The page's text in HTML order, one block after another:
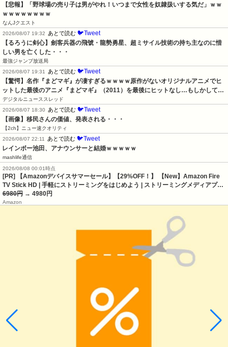
【悲報】「野球場の売り子は男がやれ！いつまで女性を奴隷扱いする気だ」ｗｗ
ｗｗｗｗｗｗｗｗ
なんJクエスト
2026/08/07 19:32
あとで読む 🐦Tweet
【るろうに剣心】劍客兵器の飛號・龍勢勇星、超ミサイル技術の持ち主なのに惜
しい男を亡くした・・・
最強ジャンプ放送局
2026/08/07 19:31
あとで読む 🐦Tweet
【驚愕】名作『まどマギ』が凄すぎるｗｗｗｗ原作がないオリジナルアニメでヒ
ットした最後のアニメ『まどマギ』（2011）を最後にヒットなし…もしかして…
デジタルニューススレッド
2026/08/07 18:30
あとで読む 🐦Tweet
【画像】移民さんの価値、発表される・・・
【2ch】ニュー速クオリティ
2026/08/07 22:11
あとで読む 🐦Tweet
レインボー池田、アナウンサーと結婚ｗｗｗｗｗ
mashlife通信
2026/08/08 00:01時点
[PR] 【Amazonデバイスサマーセール】【29%OFF！】 【New】Amazon Fire
TV Stick HD | 手軽にストリーミングをはじめよう | ストリーミングメディアプ…
6980円 → 4980円
Amazon